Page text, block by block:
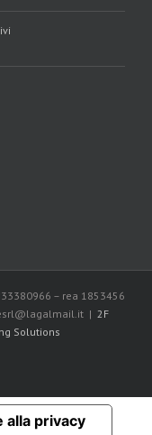
– rea 1853456
| 2F
Solutions
alla privacy